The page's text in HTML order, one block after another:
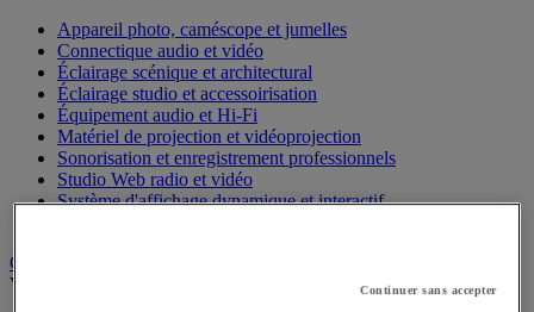
Appareil photo, caméscope et jumelles
Connectique audio et vidéo
Éclairage scénique et architectural
Éclairage studio et accessoirisation
Équipement audio et Hi-Fi
Matériel de projection et vidéoprojection
Sonorisation et enregistrement professionnels
Studio Web radio et vidéo
Système d'affichage dynamique et interactif
Chauffage, climatisation et traitement de l'air
Voir toute la catégorie
Continuer sans accepter